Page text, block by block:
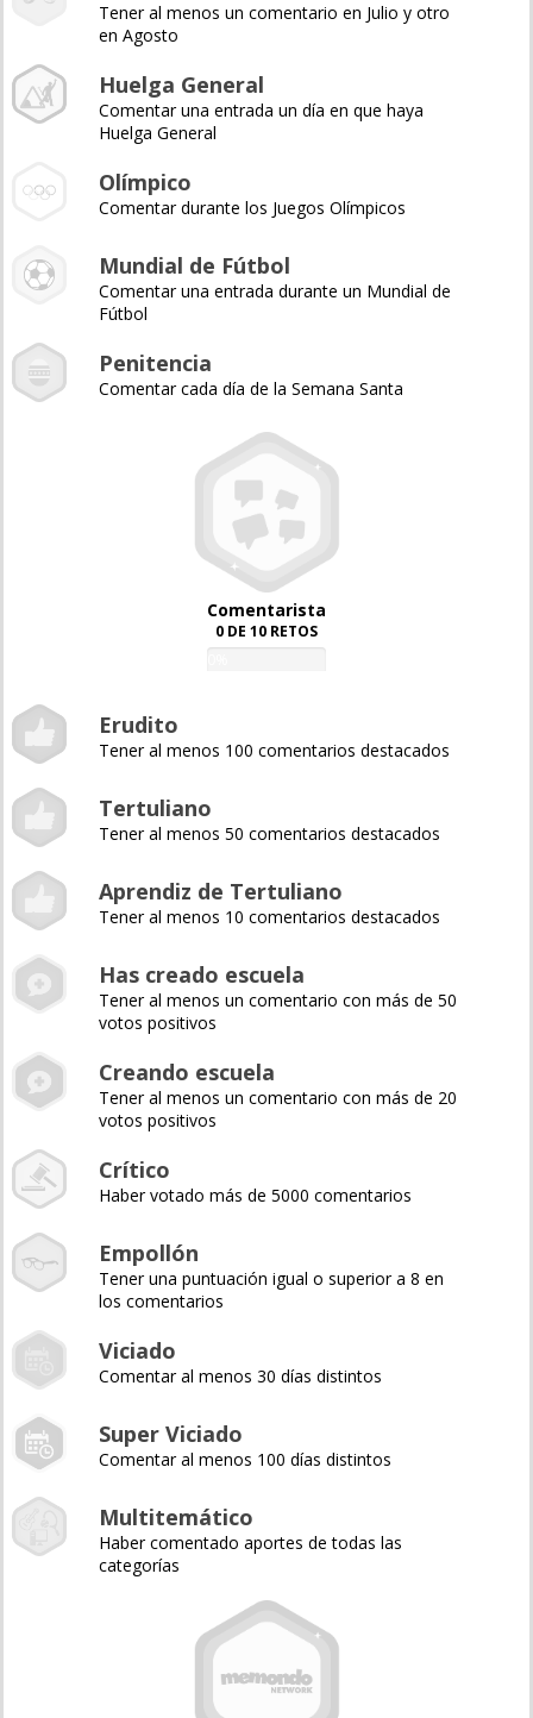
Tener al menos un comentario en Julio y otro
en Agosto
Huelga General
Comentar una entrada un día en que haya
Huelga General
Olímpico
Comentar durante los Juegos Olímpicos
Mundial de Fútbol
Comentar una entrada durante un Mundial de
Fútbol
Penitencia
Comentar cada día de la Semana Santa
Comentarista
0 DE 10 RETOS
Erudito
Tener al menos 100 comentarios destacados
Tertuliano
Tener al menos 50 comentarios destacados
Aprendiz de Tertuliano
Tener al menos 10 comentarios destacados
Has creado escuela
Tener al menos un comentario con más de 50
votos positivos
Creando escuela
Tener al menos un comentario con más de 20
votos positivos
Crítico
Haber votado más de 5000 comentarios
Empollón
Tener una puntuación igual o superior a 8 en
los comentarios
Viciado
Comentar al menos 30 días distintos
Super Viciado
Comentar al menos 100 días distintos
Multitemático
Haber comentado aportes de todas las
categorías